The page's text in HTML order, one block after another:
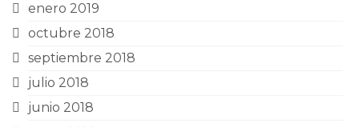
enero 2019
octubre 2018
septiembre 2018
julio 2018
junio 2018